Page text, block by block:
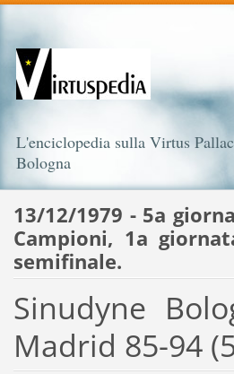
L'enciclopedia sulla Virtus
Bologna
13/12/1979 - 5a
Campioni, 1a
semifinale.
Sinudyne
Madrid 85-94